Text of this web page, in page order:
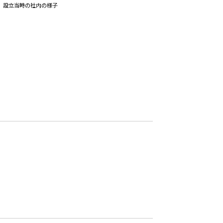
設立当時の社内の様子